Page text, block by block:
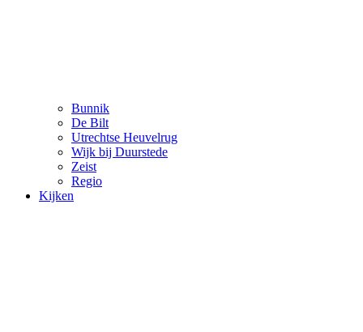
Bunnik
De Bilt
Utrechtse Heuvelrug
Wijk bij Duurstede
Zeist
Regio
Kijken